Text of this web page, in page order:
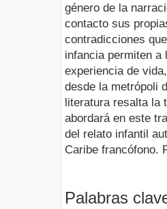
género de la
contacto sus
contradicciones
infancia permiten
experiencia de
desde la metrópoli
literatura resalta la
abordará en este
del relato infantil
Caribe francófono.
Palabras